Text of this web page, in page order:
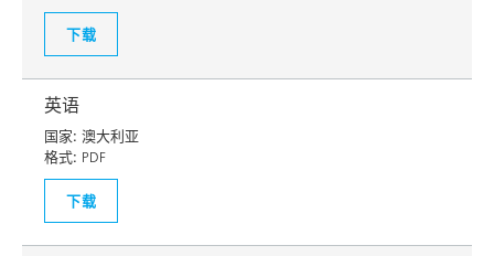
下载
英语
国家: 澳大利亚
格式: PDF
下载